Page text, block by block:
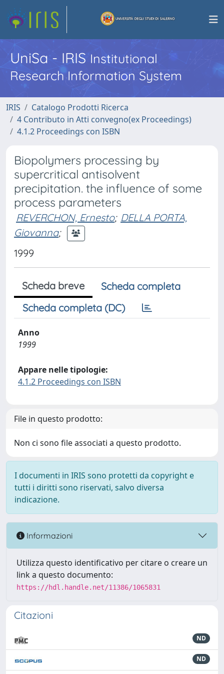
UniSa - IRISInstitutional
Research Information System
IRIS
Catalogo Prodotti Ricerca
4 Contributo in Atti convegno(ex Proceedings)
4.1.2 Proceedings con ISBN
Biopolymers processing by
supercritical antisolvent
precipitation. the influence of some
process parameters
REVERCHON, Ernesto; DELLA PORTA,
Giovanna;
1999
Scheda breve
Scheda completa
Scheda completa (DC)
Anno
1999
Appare nelle tipologie:
4.1.2 Proceedings con ISBN
File in questo prodotto:
Non ci sono file associati a questo prodotto.
I documenti in IRIS sono protetti da copyright e
tutti i diritti sono riservati, salvo diversa
indicazione.
Informazioni
Utilizza questo identificativo per citare o creare un
link a questo documento:
https://hdl.handle.net/11386/1065831
Citazioni
ND
ND